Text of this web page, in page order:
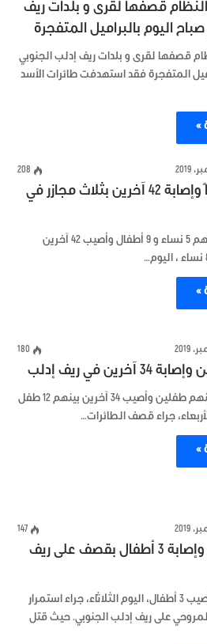
قصفها لقرى و بلدات ريف
اليوم بالبراميل المتفجرة
قصفها لقرى و بلدات ريف إدلب الجنوبي
المتفجرة فقد استهدفت طائرات الأسد
»
208
مقتل 21 مدنياً وإصابة 42 آخرين بثلاث مجازر في
قتل 21 شخصاً بينهم 5 نساء و 9 أطفال وأصيب 42 آخرين
»
180
قتل 6 أشخاص بينهم طفلين وأصيب 34 آخرين بينهم 12 طفل
»
147
مقتل شخص وإصابة 3 أطفال بقصف على ريف
قُتل رجل مدني وأصيب 3 أطفال، اليوم الثلاثاء، جراء استمرار
على ريف إدلب الجنوبي. حيث قتل